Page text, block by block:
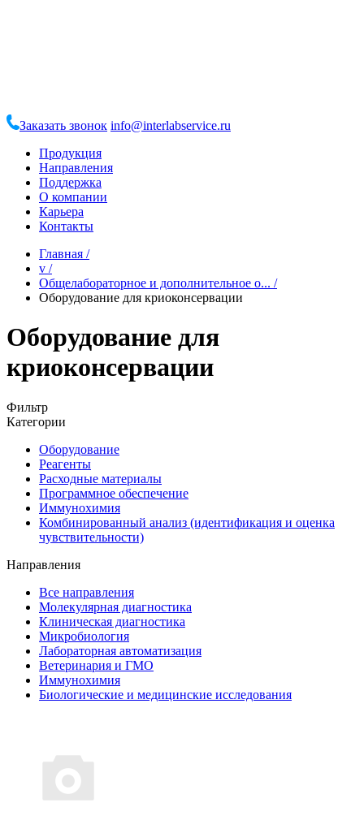
Заказать звонок info@interlabservice.ru
Продукция
Направления
Поддержка
О компании
Карьера
Контакты
Главная /
v /
Общелабораторное и дополнительное о... /
Оборудование для криоконсервации
Оборудование для
криоконсервации
Фильтр
Категории
Оборудование
Реагенты
Расходные материалы
Программное обеспечение
Иммунохимия
Комбинированный анализ (идентификация и оценка
чувствительности)
Направления
Все направления
Молекулярная диагностика
Клиническая диагностика
Микробиология
Лабораторная автоматизация
Ветеринария и ГМО
Иммунохимия
Биологические и медицинские исследования